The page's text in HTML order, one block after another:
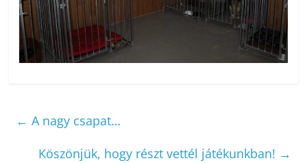
← A nagy csapat…
Köszönjük, hogy részt vettél játékunkban! →